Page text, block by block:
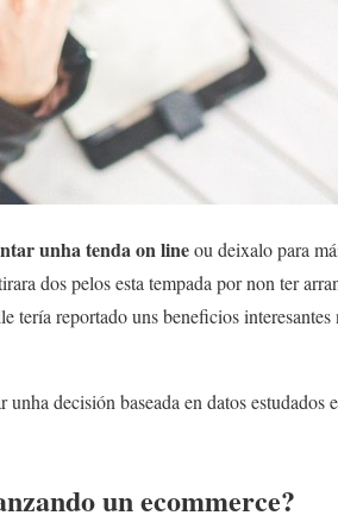
unha tenda on lineou deixalo para
dos pelos esta tempada por non ter
reportado uns beneficios interesantes
decisión baseada en datos estudados
un ecommerce?